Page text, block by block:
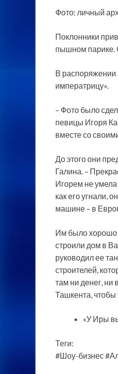
Фото: личный
Поклонники
пышном парике.
В распоряжении
императрицу».
– Фото было
певицы Игоря
вместе со
До этого они
Галина. –
Игорем не умела
как его угнали,
машине – в
Им было хорошо
строили дом в
руководил ее
строителей,
там ни денег, ни
Ташкента, чтобы
«У Иры
Теги:
#Шоу-бизнес